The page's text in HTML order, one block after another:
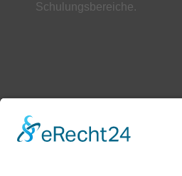
Schulungsbereiche.